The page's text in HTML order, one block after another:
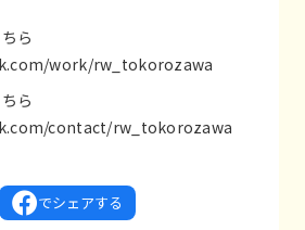
ら
work/rw_tokorozawa
ら
contact/rw_tokorozawa
でシェアする